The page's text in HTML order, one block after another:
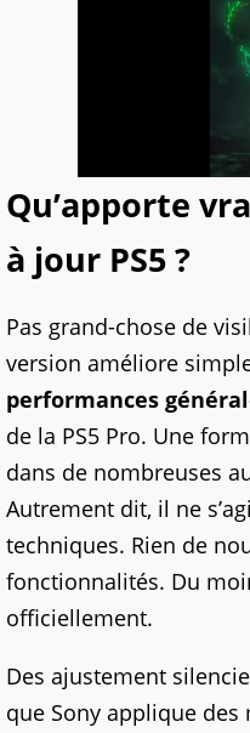
Qu’apporte
à jour PS5 ?
Pas grand-chose de
version améliore
performances
de la PS5 Pro. Une
dans de nombreuses
Autrement dit, il ne
techniques. Rien de
fonctionnalités. Du
officiellement.
Des ajustement
que Sony applique